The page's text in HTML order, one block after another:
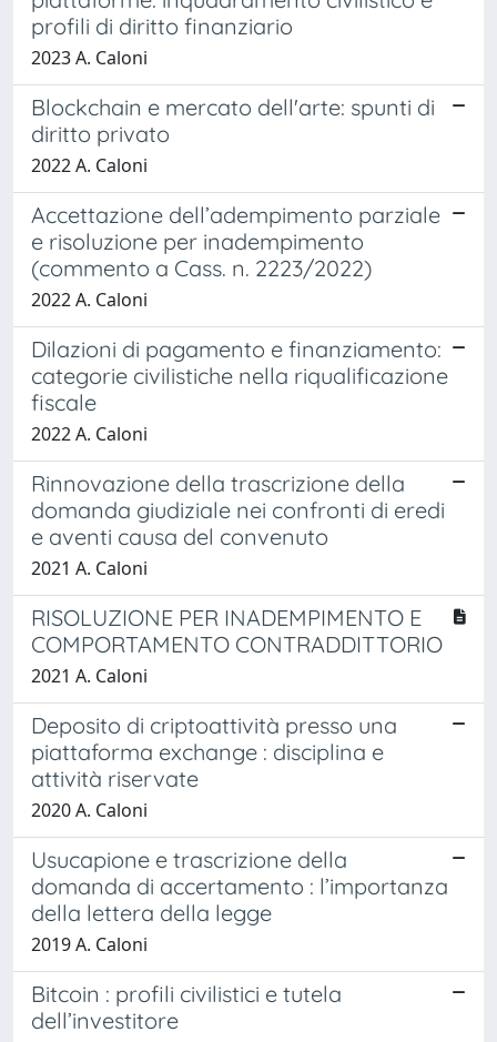
profili di diritto finanziario
2023 A. Caloni
Blockchain e mercato dell'arte: spunti di
diritto privato
2022 A. Caloni
Accettazione dell’adempimento parziale
e risoluzione per inadempimento
(commento a Cass. n. 2223/2022)
2022 A. Caloni
Dilazioni di pagamento e finanziamento:
categorie civilistiche nella riqualificazione
fiscale
2022 A. Caloni
Rinnovazione della trascrizione della
domanda giudiziale nei confronti di eredi
e aventi causa del convenuto
2021 A. Caloni
RISOLUZIONE PER INADEMPIMENTO E
COMPORTAMENTO CONTRADDITTORIO
2021 A. Caloni
Deposito di criptoattività presso una
piattaforma exchange : disciplina e
attività riservate
2020 A. Caloni
Usucapione e trascrizione della
domanda di accertamento : l’importanza
della lettera della legge
2019 A. Caloni
Bitcoin : profili civilistici e tutela
dell’investitore